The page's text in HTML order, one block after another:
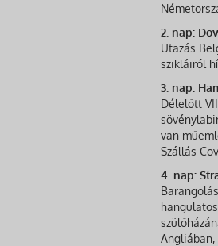
2. nap:
Utazás
szikláiról
3. nap:
Délelőtt
van
Szállás
4. nap:
Angliában,